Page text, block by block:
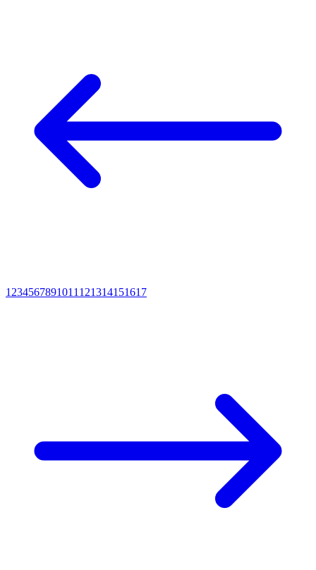
1 234567891011 121314151617